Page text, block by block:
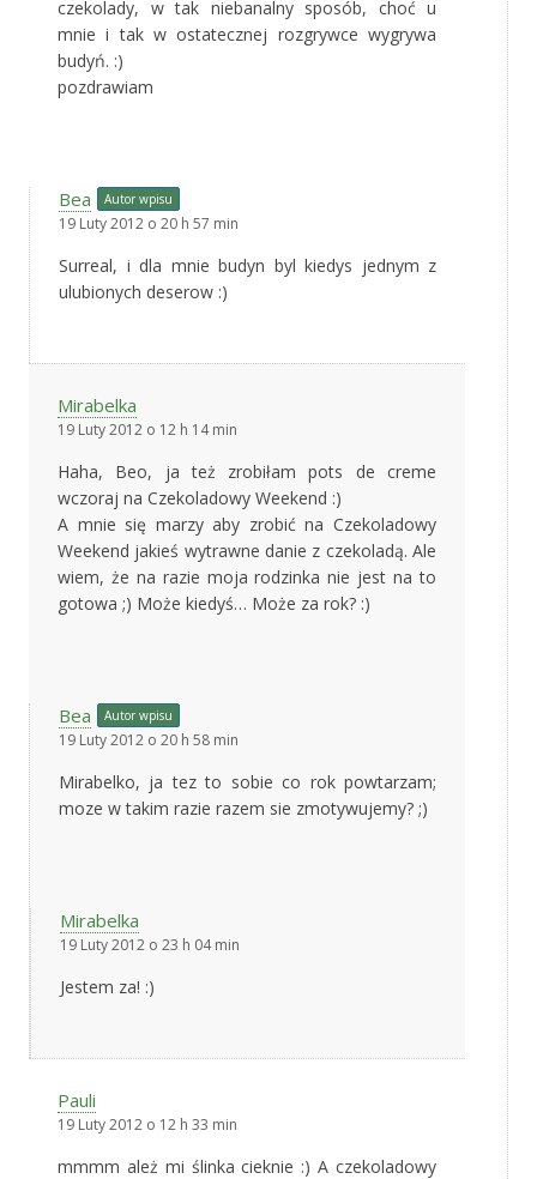
czekolady, w tak niebanalny sposób, choć u
mnie i tak w ostatecznej rozgrywce wygrywa
budyń. :)
pozdrawiam
Bea Autor wpisu
19 Luty 2012 o 20 h 57 min
Surreal, i dla mnie budyn byl kiedys jednym z
ulubionych deserow :)
Mirabelka
19 Luty 2012 o 12 h 14 min
Haha, Beo, ja też zrobiłam pots de creme
wczoraj na Czekoladowy Weekend :)
A mnie się marzy aby zrobić na Czekoladowy
Weekend jakieś wytrawne danie z czekoladą. Ale
wiem, że na razie moja rodzinka nie jest na to
gotowa ;) Może kiedyś… Może za rok? :)
Bea Autor wpisu
19 Luty 2012 o 20 h 58 min
Mirabelko, ja tez to sobie co rok powtarzam;
moze w takim razie razem sie zmotywujemy? ;)
Mirabelka
19 Luty 2012 o 23 h 04 min
Jestem za! :)
Pauli
19 Luty 2012 o 12 h 33 min
mmmm ależ mi ślinka cieknie :) A czekoladowy